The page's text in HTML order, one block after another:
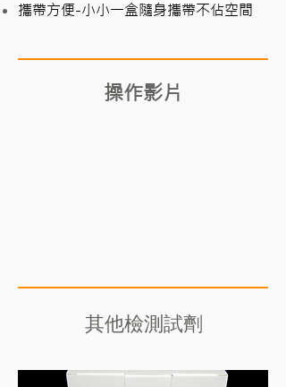
攜帶方便-小小一盒隨身攜帶不佔空間
操作影片
其他檢測試劑